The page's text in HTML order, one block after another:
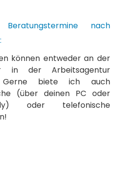
Beratungstermine nach
können entweder an der
in der Arbeitsagentur
Gerne biete ich auch
(über deinen PC oder
oder telefonische